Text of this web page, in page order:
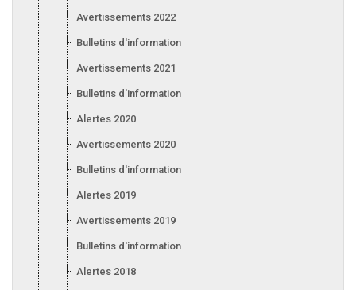
Avertissements 2022
Bulletins d'information 2022
Avertissements 2021
Bulletins d'information 2021
Alertes 2020
Avertissements 2020
Bulletins d'information 2020
Alertes 2019
Avertissements 2019
Bulletins d'information 2019
Alertes 2018